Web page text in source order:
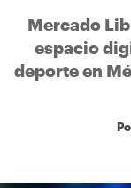
Mercado
espacio
deporte en